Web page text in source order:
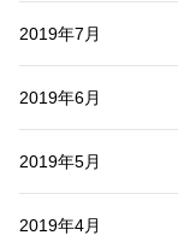
2019年7月
2019年6月
2019年5月
2019年4月